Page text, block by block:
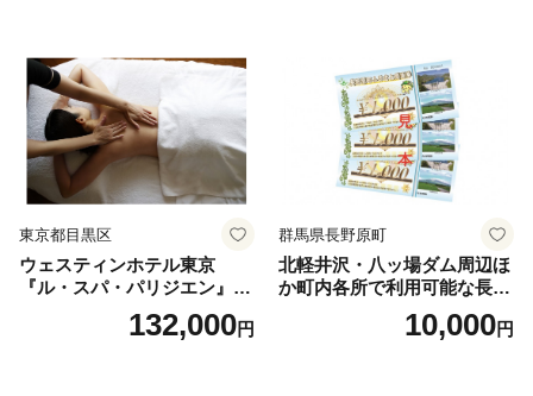
東京都目黒区
ウェスティンホテル東京
『ル・スパ・パリジエン』選
べるボディセラピー90分/1名
132,000円
群馬県長野原町
北軽井沢・八ッ場ダム周辺ほ
か町内各所で利用可能な長野
原町ふるさと感謝券（3,000
円分）【トラベル 観光 旅行
10,000円